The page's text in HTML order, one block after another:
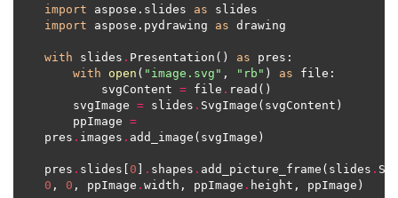
import aspose.slides as
import aspose.pydrawing as
with slides . Presentation() as
with
open ( "image.svg" , "rb" ) as
        svgContent
= file .
    svgImage
= slides .
    ppImage
=
pres . images .
pres . slides[ 0 . shapes . add_picture_frame(slides .
0 , 0 , ppImage . width, ppImage .